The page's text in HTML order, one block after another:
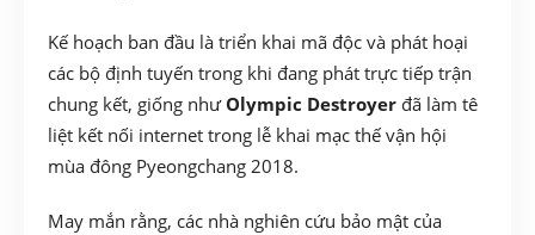
Kế hoạch ban đầu là triển khai mã độc và phát hoại
các bộ định tuyến trong khi đang phát trực tiếp trận
chung kết, giống nhưOlympic Destroyer đã làm tê
liệt kết nối internet trong lễ khai mạc thế vận hội
mùa đông Pyeongchang 2018.
May mắn rằng, các nhà nghiên cứu bảo mật của